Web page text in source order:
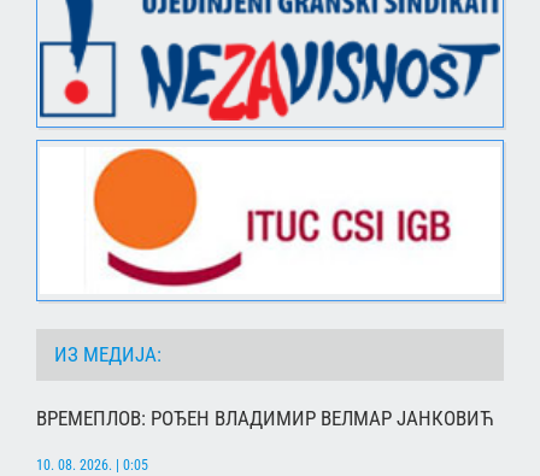
ИЗ МЕДИЈА:
ВРЕМЕПЛОВ: РОЂЕН ВЛАДИМИР ВЕЛМАР ЈАНКОВИЋ
10. 08. 2026. | 0:05